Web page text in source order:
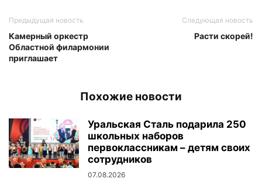
Предыдущая новость
Камерный оркестр
Областной филармонии
приглашает
Следующая новость
Расти скорей!
Похожие новости
Уральская Сталь подарила 250
школьных наборов
первоклассникам – детям своих
сотрудников
07.08.2026